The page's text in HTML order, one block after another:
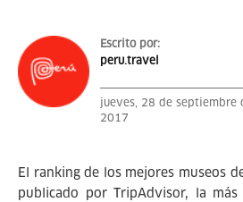
Escrito por:
peru.travel
jueves, 28 de septiembre
2017
El ranking de los mejores museos
publicado por TripAdvisor, la